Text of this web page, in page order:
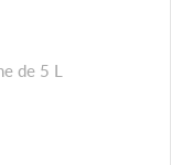
de 5 L